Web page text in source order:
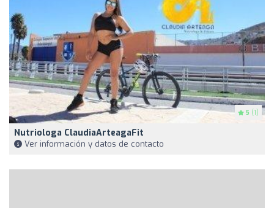
5 (1)
Nutriologa ClaudiaArteagaFit
Ver información y datos de contacto